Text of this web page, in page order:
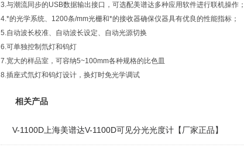
3.与潮流同步的USB数据输出接口，可选配美谱达多种应用软件进行联机操作；
4.*的光学系统、1200条/mm光栅和*的接收器确保仪器具有优良的性能指标；
5.自动波长校准、自动波长设定、自动光源切换
6.可单独控制氘灯和钨灯
7.宽大的样品室，可容纳5~100mm各种规格的比色皿
8.插座式氘灯和钨灯设计，换灯时免光学调试
相关产品
V-1100D上海美谱达V-1100D可见分光光度计【厂家正品】